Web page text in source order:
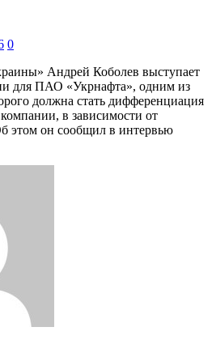
0
Андрей Коболев выступает
для ПАО «Укрнафта», одним из
должна стать дифференциация
в зависимости от
этом он сообщил в интервью